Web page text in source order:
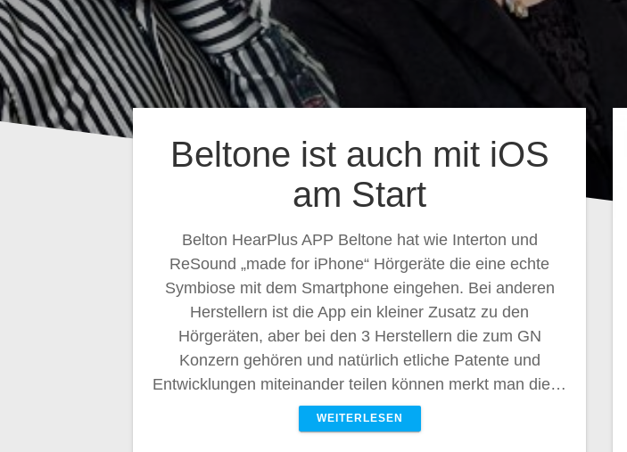
Beltone ist auch mit iOS
am Start
Belton HearPlus APP Beltone hat wie Interton und
ReSound „made for iPhone“ Hörgeräte die eine echte
Symbiose mit dem Smartphone eingehen. Bei anderen
Herstellern ist die App ein kleiner Zusatz zu den
Hörgeräten, aber bei den 3 Herstellern die zum GN
Konzern gehören und natürlich etliche Patente und
Entwicklungen miteinander teilen können merkt man die…
WEITERLESEN